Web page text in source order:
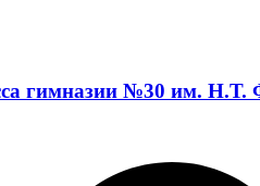
гимназии №30 им. Н.Т.